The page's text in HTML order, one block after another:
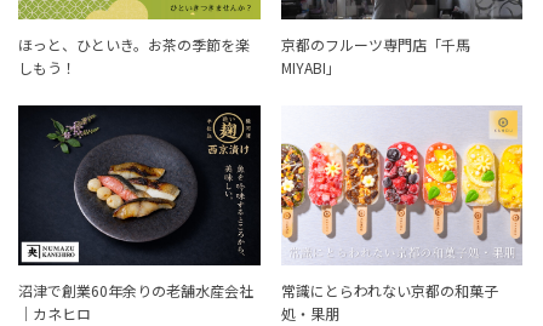
ほっと、ひといき。お茶の季節を楽
しもう！
京都のフルーツ専門店「千馬
MIYABI」
沼津で創業60年余りの老舗水産会社
｜カネヒロ
常識にとらわれない京都の和菓子
処・果朋